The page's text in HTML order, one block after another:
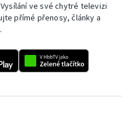
ve své chytré televizi
přímé přenosy, články a